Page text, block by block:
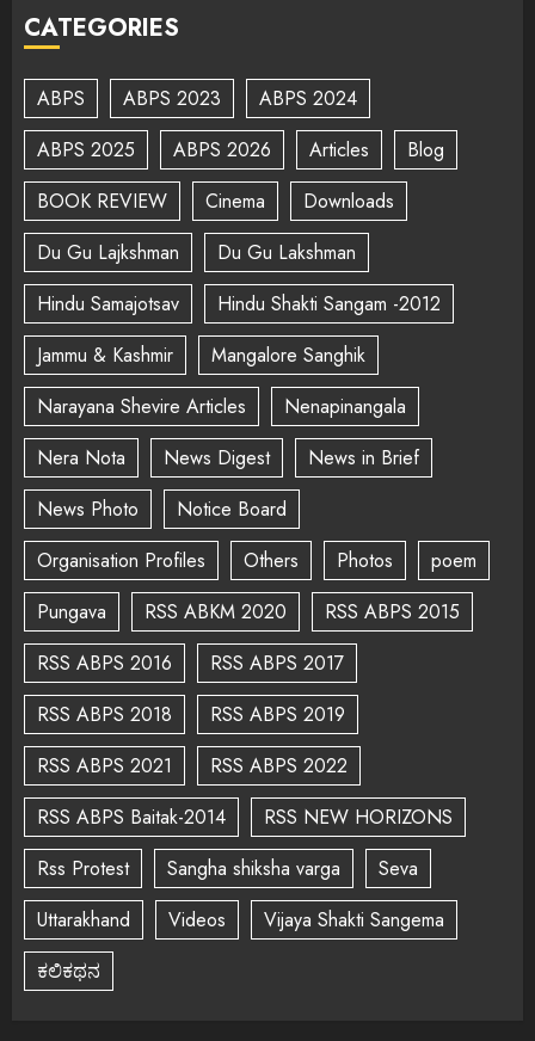
CATEGORIES
ABPS ABPS 2023
ABPS 2024
ABPS 2025
ABPS 2026 Articles
Blog
BOOK REVIEW
Cinema
Downloads
Du Gu Lajkshman
Du Gu Lakshman
Hindu Samajotsav
Hindu Shakti Sangam -2012
Jammu & Kashmir
Mangalore Sanghik
Narayana Shevire Articles
Nenapinangala
Nera Nota
News Digest
News in Brief
News Photo
Notice Board
Organisation Profiles
Others Photos
poem
Pungava
RSS ABKM 2020
RSS ABPS 2015
RSS ABPS 2016
RSS ABPS 2017
RSS ABPS 2018
RSS ABPS 2019
RSS ABPS 2021
RSS ABPS 2022
RSS ABPS Baitak-2014
RSS NEW HORIZONS
Rss Protest
Sangha shiksha varga
Seva
Uttarakhand
Videos
Vijaya Shakti Sangema
ಕಲಿಕಥನ